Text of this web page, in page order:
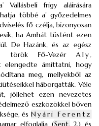
Vallásbeli frigy aláirására
többé a’ győzedelmes
fő czélja, bizonyosan
ha Amhát tüstént ezen
De Hazánk, és az egész
török Fő-Vezér Aly,
elengedte ámíttatni, hogy
meg, mellyekből az
háborgatták. Véle
jóllehet ezen nevezetes
eszközökkel bőven
és Nyári Ferentz
elfoglalja (Sept. 2.) és